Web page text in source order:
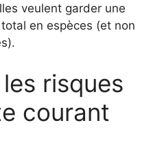
veulent garder une
en espèces (et non
risques
courant